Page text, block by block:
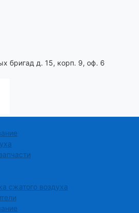
бригад д. 15, корп. 9, оф. 6
сжатого воздуха